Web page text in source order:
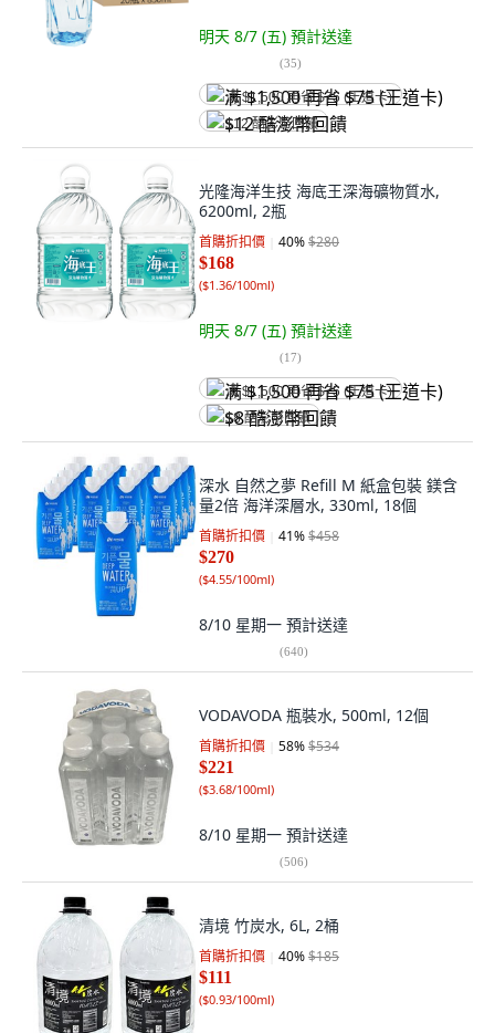
明天 8/7 (五) 預計送達
(35)
满 $1,500 再省 $75 (王道卡)
$12 酷澎幣回饋
光隆海洋生技 海底王深海礦物質水,
6200ml, 2瓶
首購折扣價 40%$280
$168
($1.36/100ml)
明天 8/7 (五) 預計送達
(17)
满 $1,500 再省 $75 (王道卡)
$8 酷澎幣回饋
深水 自然之夢 Refill M 紙盒包裝 鎂含
量2倍 海洋深層水, 330ml, 18個
首購折扣價 41%$458
$270
($4.55/100ml)
8/10 星期一 預計送達
(640)
VODAVODA 瓶裝水, 500ml, 12個
首購折扣價 58%$534
$221
($3.68/100ml)
8/10 星期一 預計送達
(506)
清境 竹炭水, 6L, 2桶
首購折扣價 40%$185
$111
($0.93/100ml)